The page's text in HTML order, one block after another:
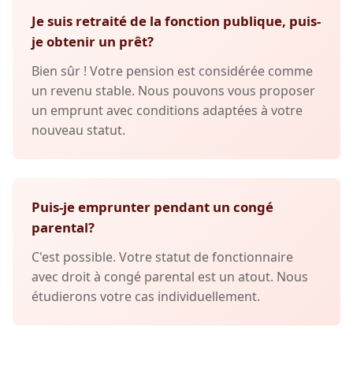
Je suis retraité de la fonction publique, puis-
je obtenir un prêt?
Bien sûr ! Votre pension est considérée comme
un revenu stable. Nous pouvons vous proposer
un emprunt avec conditions adaptées à votre
nouveau statut.
Puis-je emprunter pendant un congé
parental?
C'est possible. Votre statut de fonctionnaire
avec droit à congé parental est un atout. Nous
étudierons votre cas individuellement.